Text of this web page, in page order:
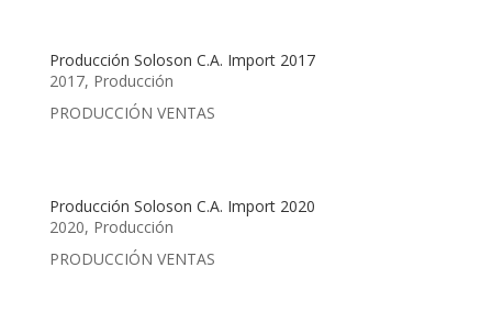
Producción Soloson C.A. Import 2017
2017, Producción
PRODUCCIÓN VENTAS
Producción Soloson C.A. Import 2020
2020, Producción
PRODUCCIÓN VENTAS